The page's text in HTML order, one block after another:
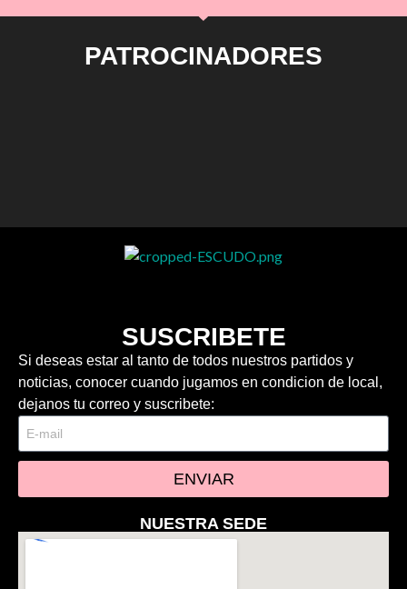
PATROCINADORES
SUSCRIBETE
Si deseas estar al tanto de todos nuestros partidos y
noticias, conocer cuando jugamos en condicion de local,
dejanos tu correo y suscribete:
ENVIAR
NUESTRA SEDE